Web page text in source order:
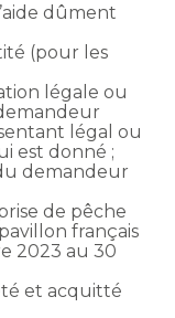
dûment
(pour les
légale ou
légal ou
est donné ;
demandeur
de pêche
français
2023 au 30
et acquitté